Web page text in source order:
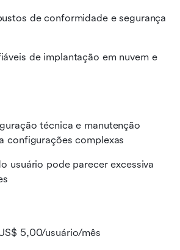
de conformidade e segurança
de implantação em nuvem e
técnica e manutenção
configurações complexas
usuário pode parecer excessiva
5,00/usuário/mês